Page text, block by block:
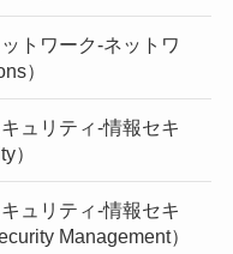
トワーク-ネットワ
）
ュリティ-情報セキ
）
ュリティ-情報セキ
Management）